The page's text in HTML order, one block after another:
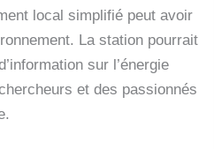
local simplifié peut avoir
La station pourrait
sur l’énergie
et des passionnés